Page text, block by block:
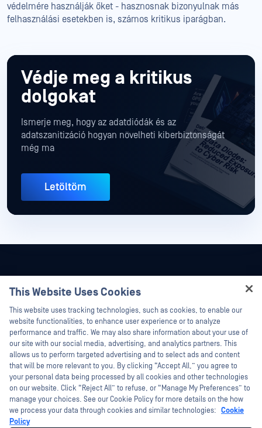
védelmére használják őket - hasznosnak bizonyulnak más
felhasználási esetekben is, számos kritikus iparágban.
Védje meg a kritikus
dolgokat
Ismerje meg, hogy az adatdiódák és az
adatszanitizáció hogyan növelheti kiberbiztonságát
még ma
Letöltöm
©2026 OPSWAT . Minden jog fenntartva. OPSWAT, MetaDefender, Metascan,
MetaAccess, az OPSWAT , Trust no File. Trust No Device., OPSWAT , Protecting the
World's Critical Infrastructure, Deep CDR™ Technology, InQuest, az InQuest logó,
DFI, RetroHunt, Deep File Inspection és Join the Hunt az OPSWAT védjegyei. A
This Website Uses Cookies
This website uses tracking technologies, such as cookies, to enable our
website functionalities, to enhance user experience or to analyze
performance and traffic. We may also share information about your use of
our site with our social media, advertising, and analytics partners. This
allows us to perform targeted advertising and to select ads and content
that will be more relevant to you. By clicking “Accept All,” you agree to
your personal data being processed by all cookies and other technologies
on our website. Click “Reject All” to refuse, or “Manage My Preferences” to
manage your choices. See our Cookie Policy for more details on the how
we process your data through cookies and similar technologies: Cookie
Policy
Hey there!
I'm Ozzy, your OPSWAT virtual assistant.
How can I help you secure what's critical
today?